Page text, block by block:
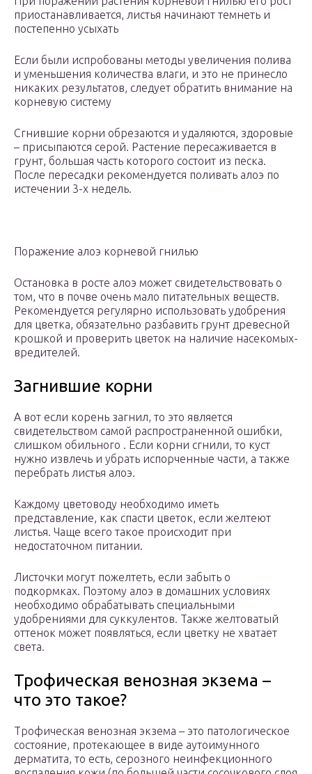
приостанавливается, листья начинают темнеть и
постепенно усыхать
Если были испробованы методы увеличения полива
и уменьшения количества влаги, и это не принесло
никаких результатов, следует обратить внимание на
корневую систему
Сгнившие корни обрезаются и удаляются, здоровые
– присыпаются серой. Растение пересаживается в
грунт, большая часть которого состоит из песка.
После пересадки рекомендуется поливать алоэ по
истечении 3-х недель.
Поражение алоэ корневой гнилью
Остановка в росте алоэ может свидетельствовать о
том, что в почве очень мало питательных веществ.
Рекомендуется регулярно использовать удобрения
для цветка, обязательно разбавить грунт древесной
крошкой и проверить цветок на наличие насекомых-
вредителей.
Загнившие корни
А вот если корень загнил, то это является
свидетельством самой распространенной ошибки,
слишком обильного . Если корни сгнили, то куст
нужно извлечь и убрать испорченные части, а также
перебрать листья алоэ.
Каждому цветоводу необходимо иметь
представление, как спасти цветок, если желтеют
листья. Чаще всего такое происходит при
недостаточном питании.
Листочки могут пожелтеть, если забыть о
подкормках. Поэтому алоэ в домашних условиях
необходимо обрабатывать специальными
удобрениями для суккулентов. Также желтоватый
оттенок может появляться, если цветку не хватает
cвета.
Трофическая венозная экзема –
что это такое?
Трофическая венозная экзема – это патологическое
состояние, протекающее в виде аутоимунного
дерматита, то есть, серозного неинфекционного